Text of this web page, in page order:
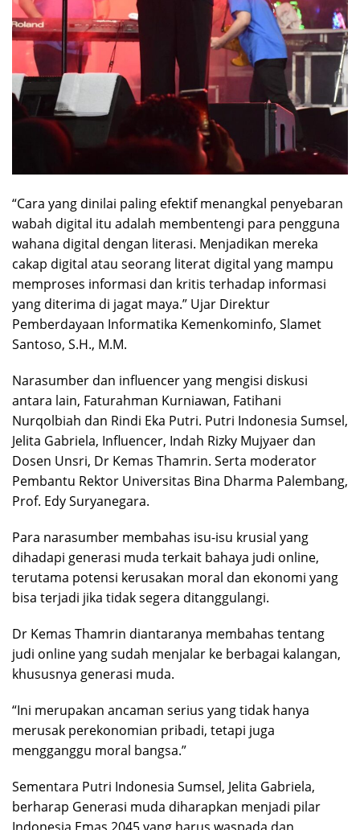
“Cara yang dinilai paling efektif menangkal penyebaran
wabah digital itu adalah membentengi para pengguna
wahana digital dengan literasi. Menjadikan mereka
cakap digital atau seorang literat digital yang mampu
memproses informasi dan kritis terhadap informasi
yang diterima di jagat maya.” Ujar Direktur
Pemberdayaan Informatika Kemenkominfo, Slamet
Santoso, S.H., M.M.
Narasumber dan influencer yang mengisi diskusi
antara lain, Faturahman Kurniawan, Fatihani
Nurqolbiah dan Rindi Eka Putri. Putri Indonesia Sumsel,
Jelita Gabriela, Influencer, Indah Rizky Mujyaer dan
Dosen Unsri, Dr Kemas Thamrin. Serta moderator
Pembantu Rektor Universitas Bina Dharma Palembang,
Prof. Edy Suryanegara.
Para narasumber membahas isu-isu krusial yang
dihadapi generasi muda terkait bahaya judi online,
terutama potensi kerusakan moral dan ekonomi yang
bisa terjadi jika tidak segera ditanggulangi.
Dr Kemas Thamrin diantaranya membahas tentang
judi online yang sudah menjalar ke berbagai kalangan,
khususnya generasi muda.
“Ini merupakan ancaman serius yang tidak hanya
merusak perekonomian pribadi, tetapi juga
mengganggu moral bangsa.”
Sementara Putri Indonesia Sumsel, Jelita Gabriela,
berharap Generasi muda diharapkan menjadi pilar